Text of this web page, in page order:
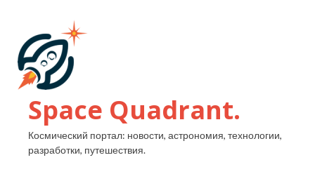
Space Quadrant.
Космический портал: новости, астрономия, технологии,
разработки, путешествия.